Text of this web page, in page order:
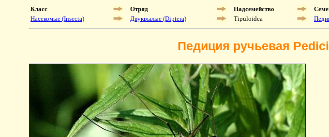
Класс Отряд Надсемейство
Насекомые (Insecta)
Двукрылые (Diptera) Tipuloidea
Педиция ручьевая